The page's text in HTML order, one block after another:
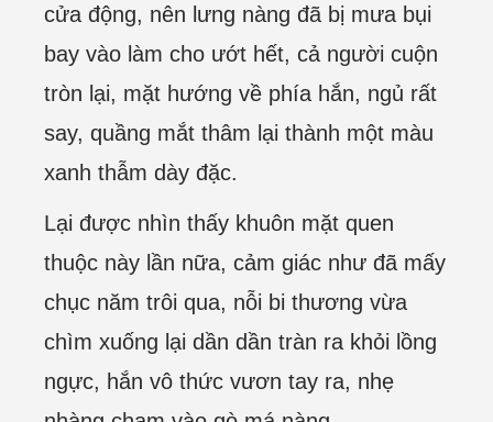
cửa động, nên lưng nàng đã bị mưa bụi
bay vào làm cho ướt hết, cả người cuộn
tròn lại, mặt hướng về phía hắn, ngủ rất
say, quầng mắt thâm lại thành một màu
xanh thẫm dày đặc.
Lại được nhìn thấy khuôn mặt quen
thuộc này lần nữa, cảm giác như đã mấy
chục năm trôi qua, nỗi bi thương vừa
chìm xuống lại dần dần tràn ra khỏi lồng
ngực, hắn vô thức vươn tay ra, nhẹ